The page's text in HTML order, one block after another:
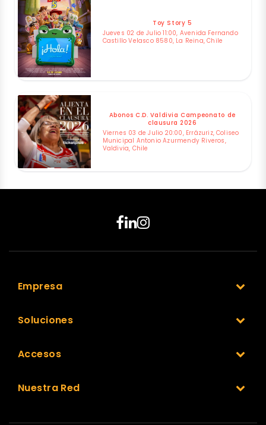
Toy Story 5
Jueves 02 de Julio 11:00, Avenida Fernando
Castillo Velasco 8580, La Reina, Chile
Abonos C.D. Valdivia Campeonato de
clausura 2026
Viernes 03 de Julio 20:00, Errázuriz, Coliseo
Municipal Antonio Azurmendy Riveros,
Valdivia, Chile
Empresa
Soluciones
Accesos
Nuestra Red